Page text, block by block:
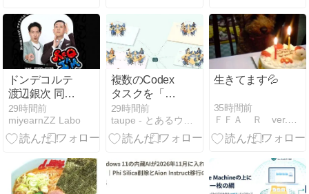
Injectionを実
験環境で再現
する
ドンデコルテ
渡辺銀次 同期
の元芸人たわ
わちゃんを語
る
29時間前
miyearnZZ Labo
複数のCodex
タスクを「AI
会社」として
可視化する
29時間前
生きてます💦
35時間前